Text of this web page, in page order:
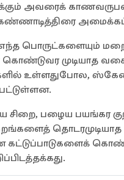
அவரைக்
பொருட்களையும்
கொண்டுவர முடியாத
உள்ளதுபோல,
சிறை, பழைய பயங்கர
கட்டுப்பாடுகளைக்